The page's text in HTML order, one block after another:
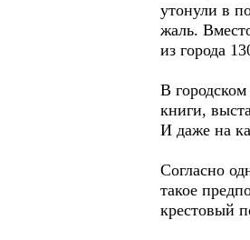
утонули в
жаль.
из города
В
книги,
И даже на
Согласно
такое
крестовый